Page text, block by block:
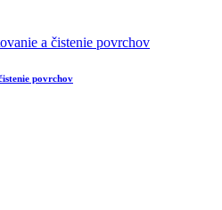
povrchov